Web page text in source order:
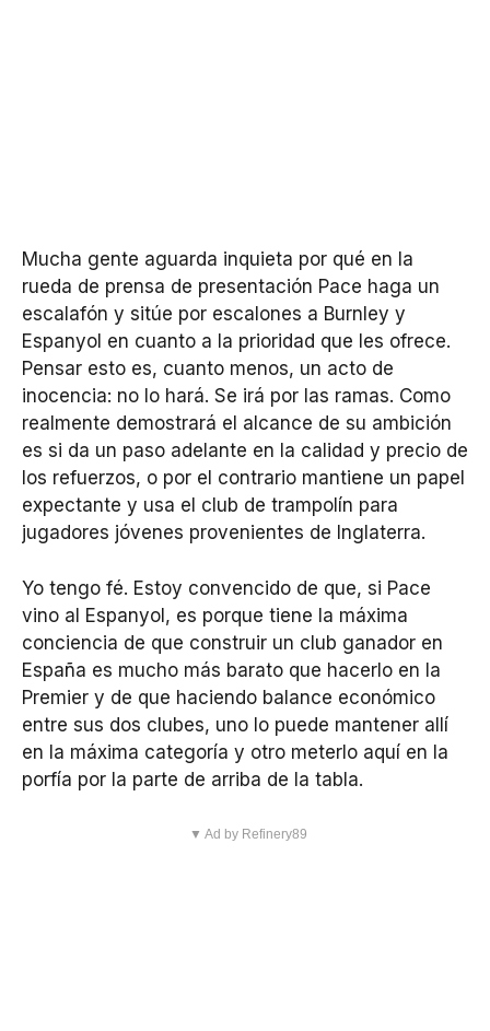
Mucha gente aguarda inquieta por qué en la
rueda de prensa de presentación Pace haga un
escalafón y sitúe por escalones a Burnley y
Espanyol en cuanto a la prioridad que les ofrece.
Pensar esto es, cuanto menos, un acto de
inocencia: no lo hará. Se irá por las ramas. Como
realmente demostrará el alcance de su ambición
es si da un paso adelante en la calidad y precio de
los refuerzos, o por el contrario mantiene un papel
expectante y usa el club de trampolín para
jugadores jóvenes provenientes de Inglaterra.
Yo tengo fé. Estoy convencido de que, si Pace
vino al Espanyol, es porque tiene la máxima
conciencia de que construir un club ganador en
España es mucho más barato que hacerlo en la
Premier y de que haciendo balance económico
entre sus dos clubes, uno lo puede mantener allí
en la máxima categoría y otro meterlo aquí en la
porfía por la parte de arriba de la tabla.
▼ Ad by Refinery89